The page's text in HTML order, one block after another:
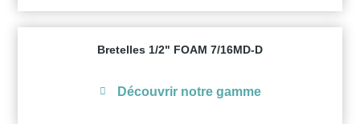
Bretelles 1/2" FOAM 7/16MD-D
Découvrir notre gamme